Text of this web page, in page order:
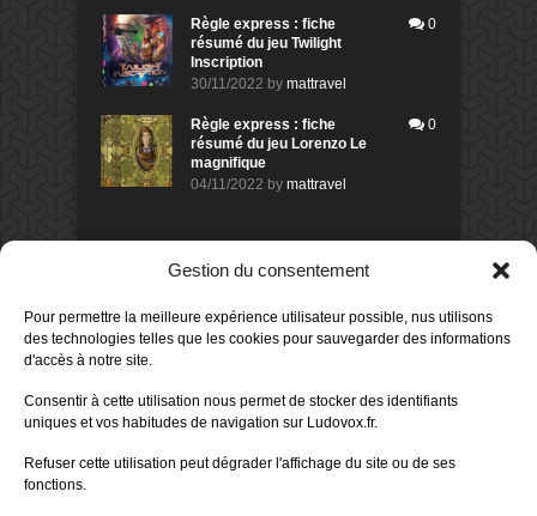
Gestion du consentement
Pour permettre la meilleure expérience utilisateur possible, nus utilisons
des technologies telles que les cookies pour sauvegarder des informations
d'accès à notre site.
Consentir à cette utilisation nous permet de stocker des identifiants
uniques et vos habitudes de navigation sur Ludovox.fr.
Refuser cette utilisation peut dégrader l'affichage du site ou de ses
fonctions.
Règle express : fiche
résumé du jeu Twilight
Inscription
30/11/2022 by mattravel
0
Règle express : fiche
résumé du jeu Lorenzo Le
magnifique
04/11/2022 by mattravel
0
DERNIERS AVIS DES MEMBRES
Avis de
Sur le jeu Collect!
il y a 1 jour
Avis demorlockbob
Sur le jeu Detective Box - Ciao
Publié leil y a 3 jours
80%